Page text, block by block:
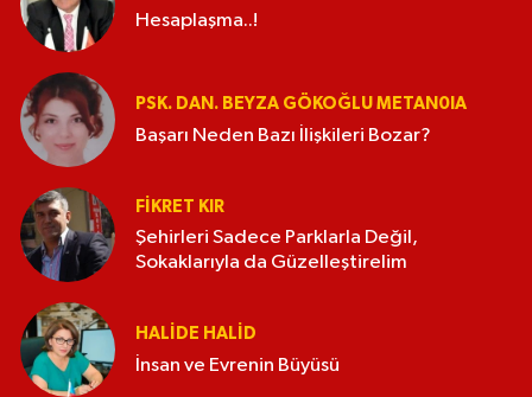
Hesaplaşma..!
PSK. DAN. BEYZA GÖKOĞLU METAN0IA
Başarı Neden Bazı İlişkileri Bozar?
FIKRET KIR
Şehirleri Sadece Parklarla Değil,
Sokaklarıyla da Güzelleştirelim
HALIDE HALID
İnsan ve Evrenin Büyüsü